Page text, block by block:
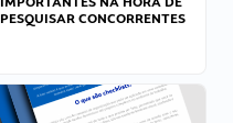
PESQUISAR CONCORRENTES